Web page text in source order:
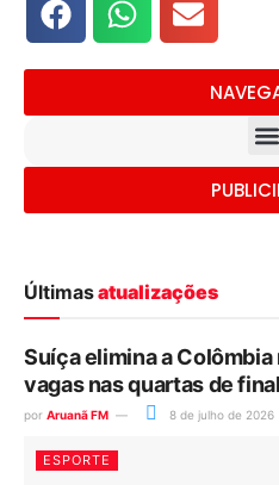
Últimasatualizações
Suíça elimina a
vagas nas quartas de
por Aruanã FM 8 de julho de 2026
ESPORTE